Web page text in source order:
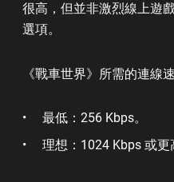
很高，但並非激烈線上遊
選項。
《戰車世界》所需的連線
最低：256 Kbps。
理想：1024 Kbps 或更